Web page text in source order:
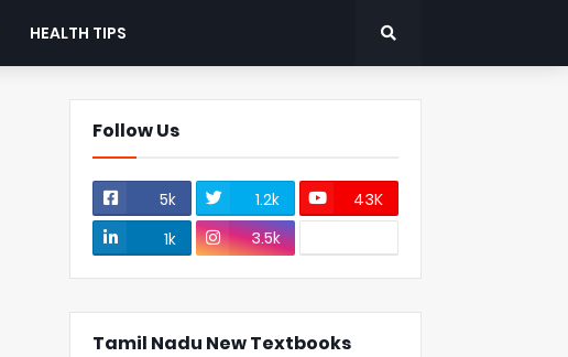
HEALTH TIPS
Follow Us
5k 1.2k
43K
1k
3.5k
Tamil Nadu New Textbooks